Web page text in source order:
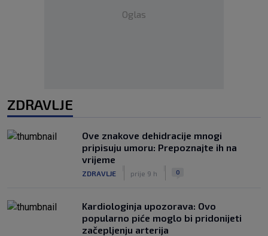
Oglas
ZDRAVLJE
Ove znakove dehidracije mnogi
pripisuju umoru: Prepoznajte ih na
vrijeme
ZDRAVLJE prije 9 h 0
Kardiologinja upozorava: Ovo
popularno piće moglo bi pridonijeti
začepljenju arterija